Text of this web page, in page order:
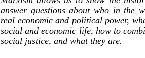
answer questions about who in the
real economic and political power,
social and economic life, how to
social justice, and what they are.